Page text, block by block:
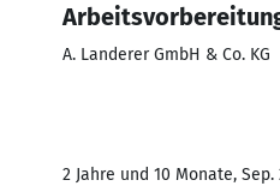
A. Landerer GmbH & Co. KG
2 Jahre und 10 Monate, Sep.